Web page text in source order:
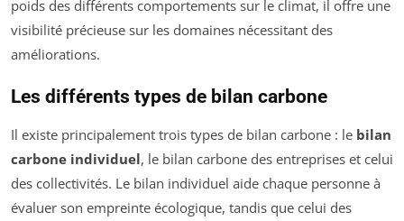
poids des différents comportements sur le climat, il offre une
visibilité précieuse sur les domaines nécessitant des
améliorations.
Les différents types de bilan carbone
Il existe principalement trois types de bilan carbone : le bilan
carbone individuel, le bilan carbone des entreprises et celui
des collectivités. Le bilan individuel aide chaque personne à
évaluer son empreinte écologique, tandis que celui des